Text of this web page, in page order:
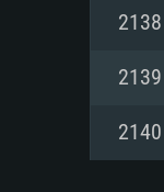
2138
2139
2140